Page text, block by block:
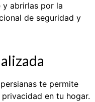
y abrirlas por la
de seguridad y
te permite
en tu hogar.